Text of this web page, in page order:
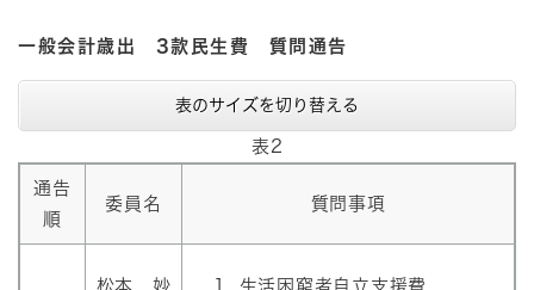
一般会計歳出 3款民生費 質問通告
表のサイズを切り替える
表2
通告
順
委員名 質問事項
松本 妙 生活困窮者自立支援費